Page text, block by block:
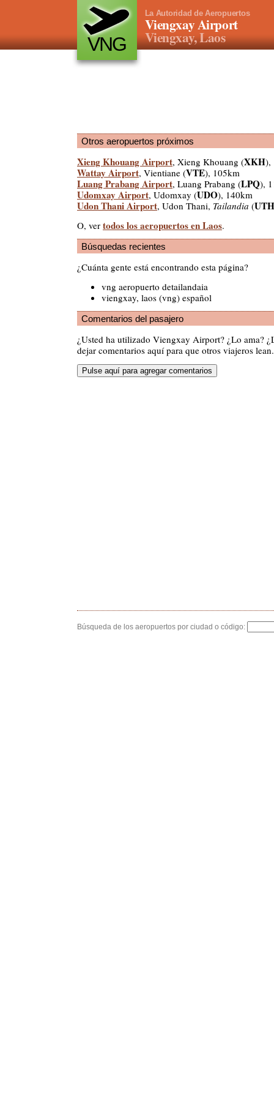
VNG
La Autoridad de Aeropuertos
Viengxay Airport
Viengxay, Laos
Otros aeropuertos próximos
Xieng Khouang Airport, Xieng Khouang (XKH),
Wattay Airport, Vientiane (VTE), 105km
Luang Prabang Airport, Luang Prabang (LPQ),
Udomxay Airport, Udomxay (UDO), 140km
Udon Thani Airport, Udon Thani, Tailandia (UTH
O, ver todos los aeropuertos en Laos.
Búsquedas recientes
¿Cuánta gente está encontrando esta página?
vng aeropuerto detailandaia
viengxay, laos (vng) español
Comentarios del pasajero
¿Usted ha utilizado Viengxay Airport? ¿Lo ama?
dejar comentarios aquí para que otros viajeros lean.
Búsqueda de los aeropuertos por ciudad o código: